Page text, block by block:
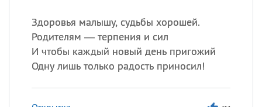
Здоровья малышу, судьбы хорошей.
Родителям — терпения и сил
И чтобы каждый новый день пригожий
Одну лишь только радость приносил!